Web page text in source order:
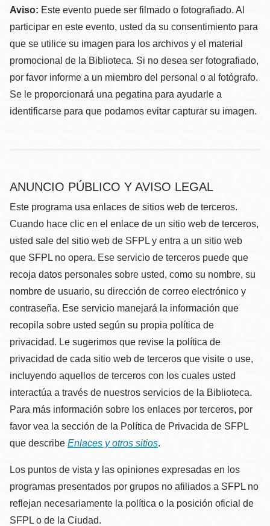
Aviso: Este evento puede ser filmado o fotografiado. Al
participar en este evento, usted da su consentimiento para
que se utilice su imagen para los archivos y el material
promocional de la Biblioteca. Si no desea ser fotografiado,
por favor informe a un miembro del personal o al fotógrafo.
Se le proporcionará una pegatina para ayudarle a
identificarse para que podamos evitar capturar su imagen.
ANUNCIO PÚBLICO Y AVISO LEGAL
Este programa usa enlaces de sitios web de terceros.
Cuando hace clic en el enlace de un sitio web de terceros,
usted sale del sitio web de SFPL y entra a un sitio web
que SFPL no opera. Ese servicio de terceros puede que
recoja datos personales sobre usted, como su nombre, su
nombre de usuario, su dirección de correo electrónico y
contraseña. Ese servicio manejará la información que
recopila sobre usted según su propia política de
privacidad. Le sugerimos que revise la política de
privacidad de cada sitio web de terceros que visite o use,
incluyendo aquellos de terceros con los cuales usted
interactúa a través de nuestros servicios de la Biblioteca.
Para más información sobre los enlaces por terceros, por
favor vea la sección de la Política de Privacida de SFPL
que describe Enlaces y otros sitios.
Los puntos de vista y las opiniones expresadas en los
programas presentados por grupos no afiliados a SFPL no
reflejan necesariamente la política o la posición oficial de
SFPL o de la Ciudad.